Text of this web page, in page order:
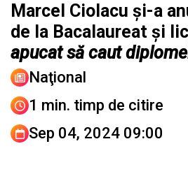
Marcel Ciolacu și-a
de la Bacalaureat și
apucat să caut
Naţional
1 min. timp de citire
Sep 04, 2024 09:00